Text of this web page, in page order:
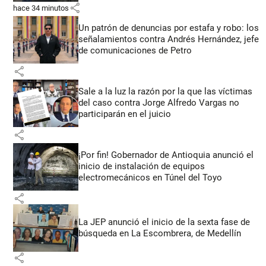
hace 34 minutos share
Un patrón de denuncias por estafa y robo: los
señalamientos contra Andrés Hernández, jefe
de comunicaciones de Petro
share
Sale a la luz la razón por la que las víctimas
del caso contra Jorge Alfredo Vargas no
participarán en el juicio
share
¡Por fin! Gobernador de Antioquia anunció el
inicio de instalación de equipos
electromecánicos en Túnel del Toyo
share
La JEP anunció el inicio de la sexta fase de
búsqueda en La Escombrera, de Medellín
share